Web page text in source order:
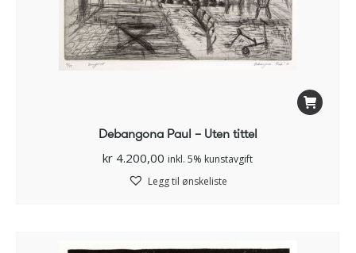
Debangona Paul – Uten tittel
kr 4.200,00 inkl. 5% kunstavgift
Legg til ønskeliste